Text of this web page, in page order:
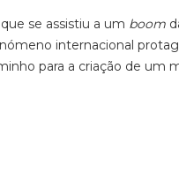
se assistiu a um boom
internacional
para a criação de um